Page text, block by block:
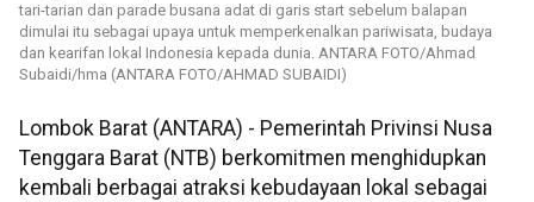
tari-tarian dan parade busana adat di garis start sebelum balapan
dimulai itu sebagai upaya untuk memperkenalkan pariwisata, budaya
dan kearifan lokal Indonesia kepada dunia. ANTARA FOTO/Ahmad
Subaidi/hma (ANTARA FOTO/AHMAD SUBAIDI)
Lombok Barat (ANTARA) - Pemerintah Privinsi Nusa
Tenggara Barat (NTB) berkomitmen menghidupkan
kembali berbagai atraksi kebudayaan lokal sebagai